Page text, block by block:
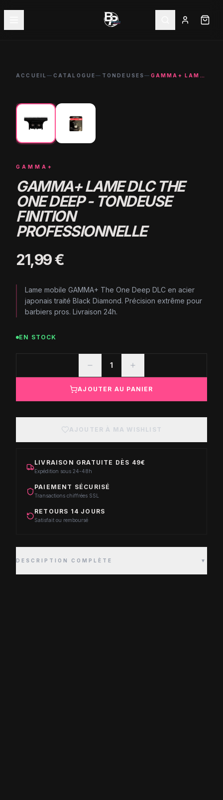
ACCUEIL— CATALOGUE— TONDEUSES— GAMMA+ LAME DLC THE ONE DEEP - TONDEUSE FINITION PROFESSIONNELLE
GAMMA+
GAMMA+ LAME DLC THE
ONE DEEP - TONDEUSE
FINITION
PROFESSIONNELLE
21,99 €
Lame mobile GAMMA+ The One Deep DLC en acier
japonais traité Black Diamond. Précision extrême pour
barbiers pros. Livraison 24h.
EN STOCK
1
AJOUTER AU PANIER
AJOUTER À MA WISHLIST
LIVRAISON GRATUITE DÈS 49€
Expédition sous 24-48h
PAIEMENT SÉCURISÉ
Transactions chiffrées SSL
RETOURS 14 JOURS
Satisfait ou remboursé
DESCRIPTION COMPLÈTE ▼